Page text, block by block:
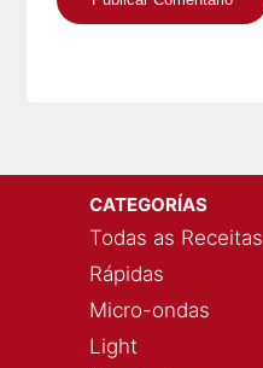
CATEGORÍAS
Todas as Receitas
Rápidas
Micro-ondas
Light